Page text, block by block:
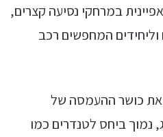
במרחקי נסיעה קצרים,
המחפשים רכב
את כושר ההעמסה של
שעומד על 650 ק״ג, נמוך ביחס לטנדרים כמו